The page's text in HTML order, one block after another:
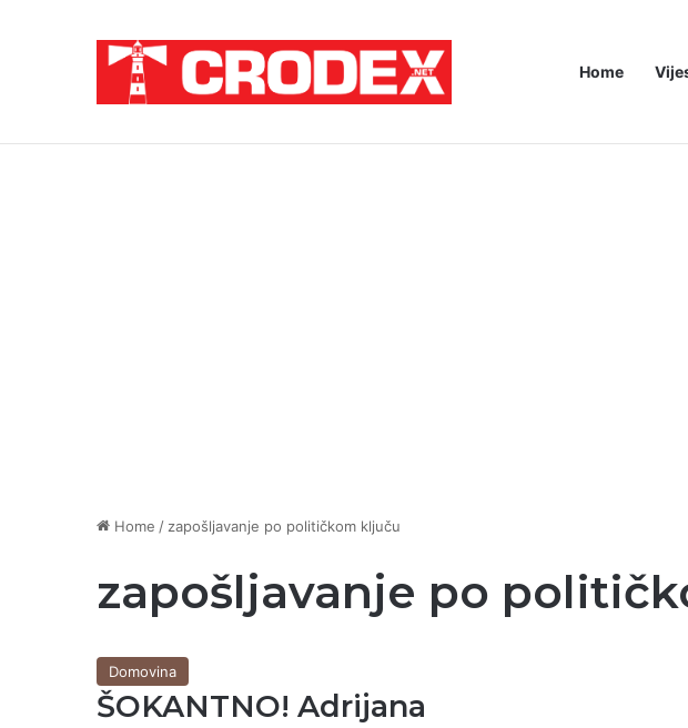
Home
Home / zapošljavanje po političkom ključu
zapošljavanje po
Domovina
ŠOKANTNO! Adrijana